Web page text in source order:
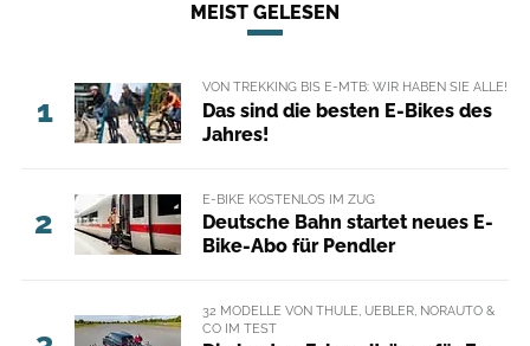
MEIST GELESEN
1
VON TREKKING BIS E-MTB: WIR HABEN SIE ALLE!
Das sind die besten E-Bikes des
Jahres!
2
E-BIKE KOSTENLOS IM ZUG
Deutsche Bahn startet neues E-
Bike-Abo für Pendler
32 MODELLE VON THULE, UEBLER, NORAUTO &
CO IM TEST